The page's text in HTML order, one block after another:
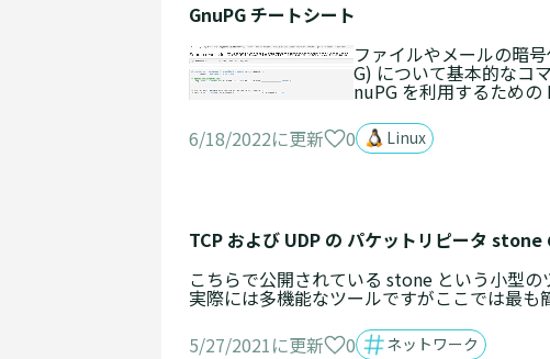
GnuPG チートシート
ファイルやメールの暗
G) について基本的なコ
nuPG を利用するため
6/18/2022に更新
0 Linux
TCP および UDP の パケットリピータ stone
こちらで公開されている stone という小型
実際には多機能なツールですがここでは最
5/27/2021に更新
0 ネットワーク